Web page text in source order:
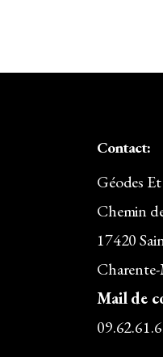
Contact:
Géodes
Chemin
17420
Mail de